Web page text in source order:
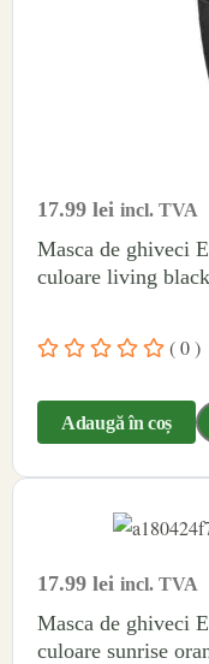
17.99 lei incl. TVA
Masca de ghiveci
culoare living black
( 0 )
Adaugă în coș
17.99 lei incl. TVA
Masca de ghiveci
culoare sunrise